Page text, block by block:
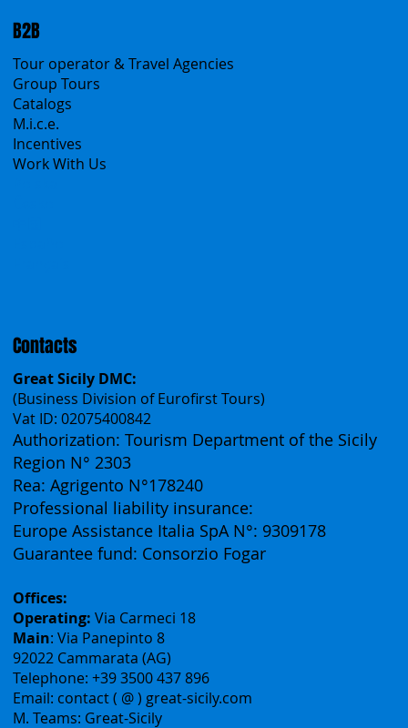
B2B
Tour operator & Travel Agencies
Group Tours
Catalogs
M.i.c.e.
Incentives
Work With Us
Contacts
Great Sicily DMC:
(Business Division of Eurofirst Tours)
Vat ID: 02075400842
Authorization: Tourism Department of the Sicily
Region N° 2303
Rea: Agrigento N°178240
Professional liability insurance:
Europe Assistance Italia SpA N°: 9309178
Guarantee fund: Consorzio Fogar
Offices:
Operating: Via Carmeci 18
Main: Via Panepinto 8
92022 Cammarata (AG)
Telephone: +39 3500 437 896
Email: contact ( @ ) great-sicily.com
M. Teams: Great-Sicily